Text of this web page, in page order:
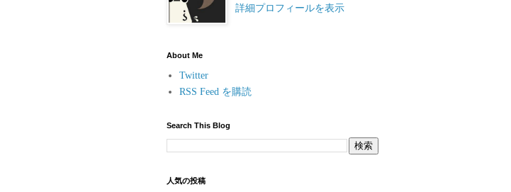
詳細プロフィールを表示
About Me
Twitter
RSS Feed を購読
Search This Blog
人気の投稿